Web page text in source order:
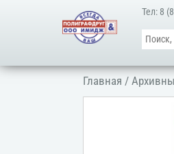
Тел: 8
Главная /